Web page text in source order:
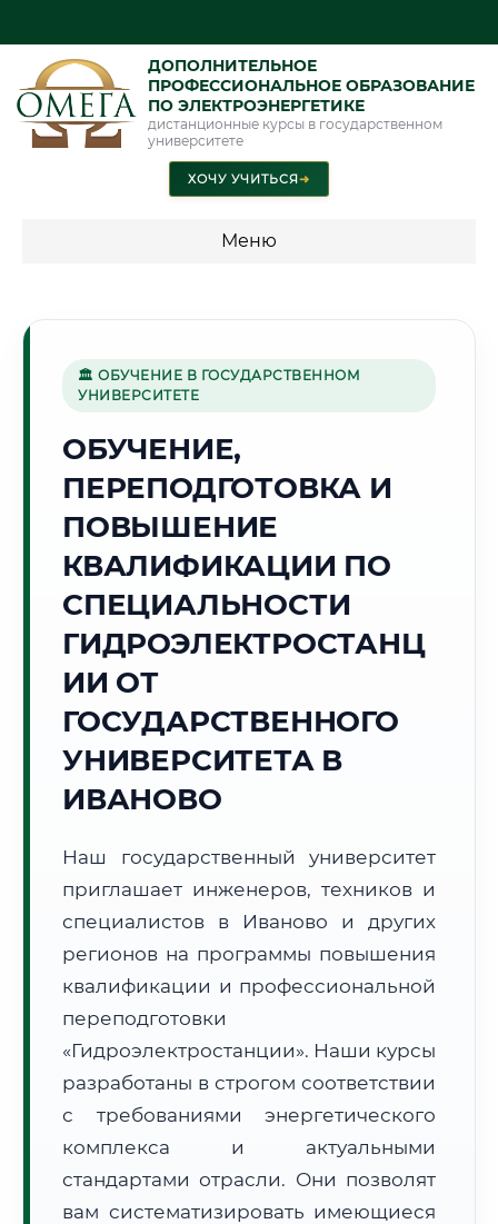
ДОПОЛНИТЕЛЬНОЕ
ПРОФЕССИОНАЛЬНОЕ ОБРАЗОВАНИЕ
ПО ЭЛЕКТРОЭНЕРГЕТИКЕ
дистанционные курсы в государственном
университете
ХОЧУ УЧИТЬСЯ➜
Меню
🧵
Г. ИВАНОВО
Точное местное время:
11:59:10
Понедельник, 10 Августа
2026 г.
Погода в г. Иваново: +20°C Переменная облачность
🌅 Восход:
📍 Региональная справка
Субъект:
Почтовые индексы:
153000–153999
Часовой пояс:
МСК (UTC+3)
Формат учебы:
Дистанционно
🗺️ Зона обслуживания: г. Иваново
Расчет логистики оригиналов:
• Экспресс-доставка СДЭК / Почтой:4–6 рабочих дней
🏛 ОБУЧЕНИЕ В ГОСУДАРСТВЕННОМ
УНИВЕРСИТЕТЕ
ОБУЧЕНИЕ,
ПЕРЕПОДГОТОВКА И
ПОВЫШЕНИЕ
КВАЛИФИКАЦИИ ПО
СПЕЦИАЛЬНОСТИ
ГИДРОЭЛЕКТРОСТАНЦ
ИИ ОТ
ГОСУДАРСТВЕННОГО
УНИВЕРСИТЕТА В
ИВАНОВО
Наш государственный университет
приглашает инженеров, техников и
специалистов в Иваново и других
регионов на программы повышения
квалификации и профессиональной
переподготовки
«Гидроэлектростанции». Наши курсы
разработаны в строгом соответствии
с требованиями энергетического
комплекса и актуальными
стандартами отрасли. Они позволят
вам систематизировать имеющиеся